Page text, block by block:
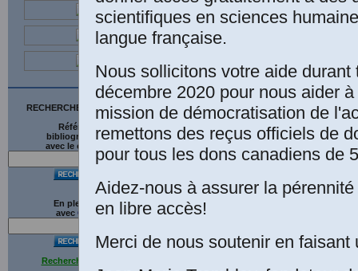
RECHERCHE SUR LE SITE
Références
bibliographiques
avec le catalogue
En plein texte
avec G gle
Recherche avancée
La femme
Traduit de
Bavé. Paris:
Carré, 1891.
internaute
scientifiques en sciences
langue française.
Nous sollicitons votre aide durant
décembre 2020 pour nous aider
mission de démocratisation de
remettons des reçus officiels de
pour tous les dons canadiens de
Aidez-nous à assurer la
en libre accès!
Merci de nous soutenir en faisant